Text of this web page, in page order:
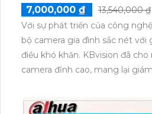
7,000,000 ₫
13,540,000 ₫
Với sự phát triển của công
bộ camera gia đình sắc nét với
điều khó khăn. KBvision đã cho ra mắt trọn bộ
camera đỉnh cao, mang lại